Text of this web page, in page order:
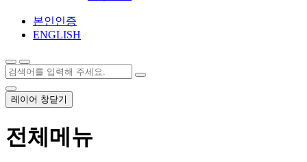
본인인증
ENGLISH
레이어 창닫기
전체메뉴